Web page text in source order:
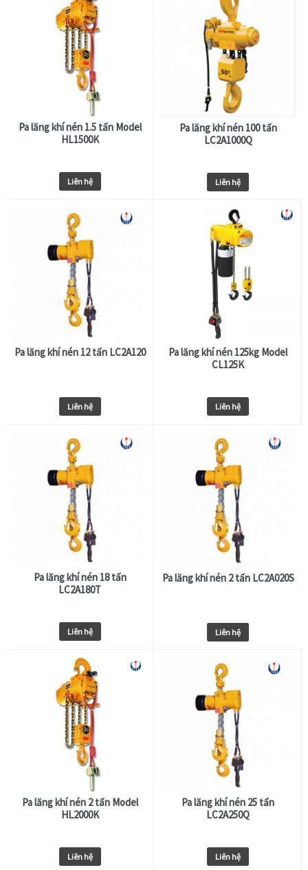
Pa lăng khí nén 1.5 tấn Model
HL1500K
Liên hệ
Pa lăng khí nén 100 tấn
LC2A1000Q
Liên hệ
Pa lăng khí nén 12 tấn LC2A120
Liên hệ
Pa lăng khí nén 125kg Model
CL125K
Liên hệ
Pa lăng khí nén 18 tấn
LC2A180T
Liên hệ
Pa lăng khí nén 2 tấn LC2A020S
Liên hệ
Pa lăng khí nén 2 tấn Model
HL2000K
Liên hệ
Pa lăng khí nén 25 tấn
LC2A250Q
Liên hệ